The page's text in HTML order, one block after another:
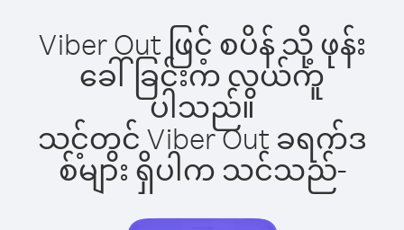
Viber Out ဖြင့် စပိန် သို့ ဖုန်း
ခေါ်ခြင်းက လွယ်ကူ
ပါသည်။
သင့်တွင် Viber Out ခရက်ဒ
စ်များ ရှိပါက သင်သည်-